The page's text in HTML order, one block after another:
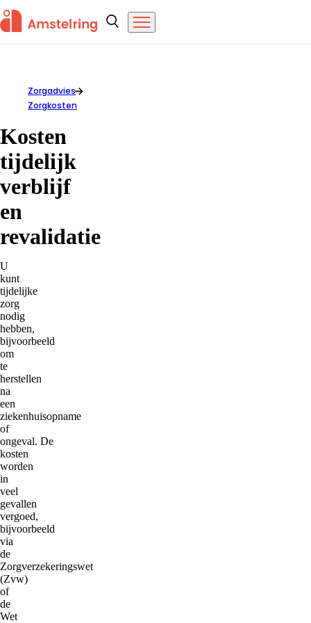
Overslaan en naar de inhoud gaan
Amstelring
ZoekenMenu
Zorgadvies
Zorgkosten
Kosten tijdelijk verblijf en revalidatie
Kosten
tijdelijk
verblijf
en
revalidatie
U
kunt
tijdelijke
zorg
nodig
hebben,
bijvoorbeeld
om
te
herstellen
na
een
ziekenhuisopname
of
ongeval. De
kosten
worden
in
veel
gevallen
vergoed,
bijvoorbeeld
via
de
Zorgverzekeringswet
(Zvw)
of
de
Wet